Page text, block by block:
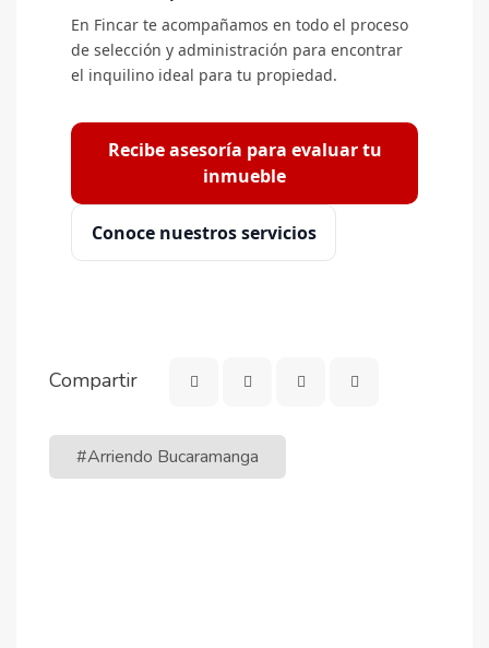
En Fincar te acompañamos en todo el proceso
de selección y administración para encontrar
el inquilino ideal para tu propiedad.
Recibe asesoría para evaluar tu
inmueble
Conoce nuestros servicios
Compartir
#Arriendo Bucaramanga